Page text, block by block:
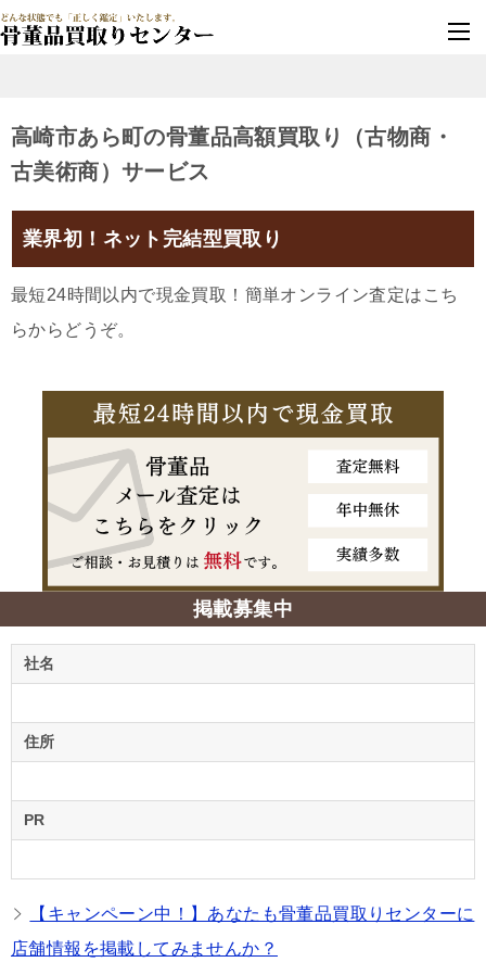
高崎市あら町の骨董品高額買取り（古物商・
古美術商）サービス
業界初！ネット完結型買取り
最短24時間以内で現金買取！簡単オンライン査定はこち
らからどうぞ。
掲載募集中
社名
住所
PR
【キャンペーン中！】あなたも骨董品買取りセンターに
店舗情報を掲載してみませんか？